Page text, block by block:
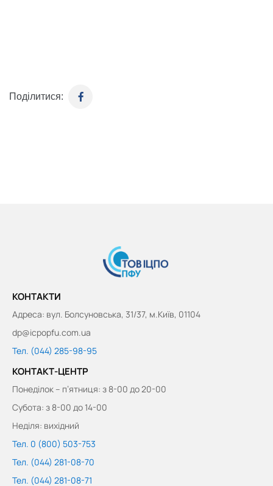
Поділитися:
КОНТАКТИ
Адреса: вул. Болсуновська, 31/37, м.Київ, 01104
dp@icpopfu.com.ua
Тел. (044) 285-98-95
КОНТАКТ-ЦЕНТР
Понеділок – п’ятниця: з 8-00 до 20-00
Субота: з 8-00 до 14-00
Неділя: вихідний
Тел. 0 (800) 503-753
Тел. (044) 281-08-70
Тел. (044) 281-08-71